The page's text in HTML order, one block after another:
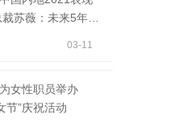
苏薇：未来5年将
03-11
女性职员举办
节”庆祝活动